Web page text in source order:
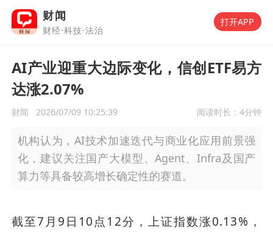
财闻
财经·科技·法治
打开APP
AI产业迎重大边际变化，信创ETF易方
达涨2.07%
财闻 2026/07/09 10:25:39 阅读时长： 4分钟
机构认为，AI技术加速迭代与商业化应用前景强
化，建议关注国产大模型、Agent、Infra及国产
算力等具备较高增长确定性的赛道。
截至7月9日10点12分，上证指数涨0.13%，